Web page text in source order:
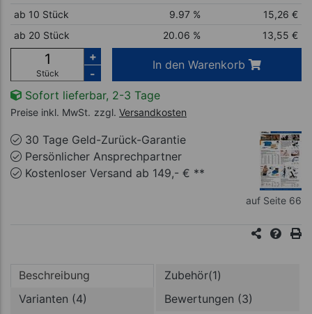
ab 10 Stück
9.97 % 15,26€
ab 20 Stück
20.06 % 13,55€
Stück
+
-
In den Warenkorb
Sofort lieferbar, 2-3 Tage
Preise inkl. MwSt. zzgl. Versandkosten
30 Tage Geld-Zurück-Garantie
Persönlicher Ansprechpartner
Kostenloser Versand ab 149,- € **
auf Seite 66
Beschreibung
Zubehör(1)
Varianten (4)
Bewertungen (3)